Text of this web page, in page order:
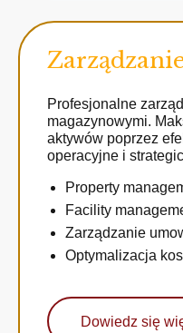
Profesjonalne
magazynowymi.
aktywów poprzez
operacyjne i
Property
Facility
Zarządzanie
Optymalizacja
Dowiedz się